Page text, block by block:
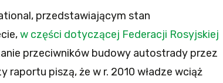
przedstawiającym stan
w części dotyczącej Federacji Rosyjskiej
przeciwników budowy autostrady przez
raportu piszą, że w r. 2010 władze wciąż